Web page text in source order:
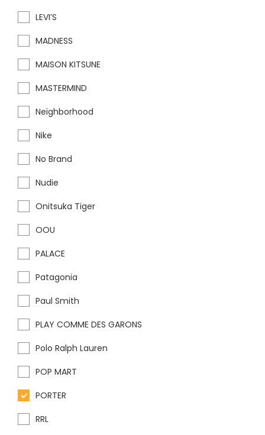
LEVI’S
MADNESS
MAISON KITSUNE
MASTERMIND
Neighborhood
Nike
No Brand
Nudie
Onitsuka Tiger
OOU
PALACE
Patagonia
Paul Smith
PLAY COMME DES GARONS
Polo Ralph Lauren
POP MART
PORTER
RRL